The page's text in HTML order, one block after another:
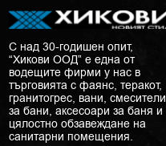
С над 30-годишен опит,
“Хикови ООД” е една от
водещите фирми у нас в
търговията с фаянс, теракот,
гранитогрес, вани, смесители
за бани, аксесоари за баня и
цялостно обзавеждане на
санитарни помещения.